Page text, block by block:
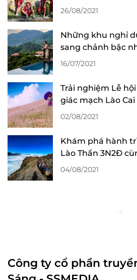
nước cực vui
26/08/2021
Những khu nghỉ
sang chảnh bậc
Huế cho “team
16/07/2021
Trải nghiệm Lễ
giác mạch Lào
đáo cùng hội cạ
02/08/2021
Khám phá hành
Lào Thẩn 3N2Đ
trai 9X
04/08/2021
Công ty cổ phần